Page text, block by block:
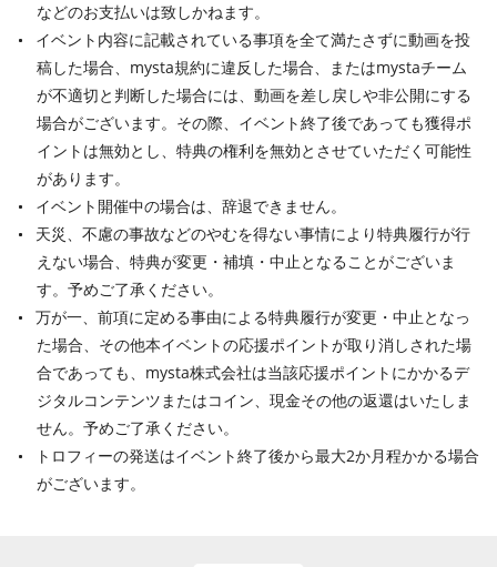
などのお支払いは致しかねます。
イベント内容に記載されている事項を全て満たさずに動画を投
稿した場合、mysta規約に違反した場合、またはmystaチーム
が不適切と判断した場合には、動画を差し戻しや非公開にする
場合がございます。その際、イベント終了後であっても獲得ポ
イントは無効とし、特典の権利を無効とさせていただく可能性
があります。
イベント開催中の場合は、辞退できません。
天災、不慮の事故などのやむを得ない事情により特典履行が行
えない場合、特典が変更・補填・中止となることがございま
す。予めご了承ください。
万が一、前項に定める事由による特典履行が変更・中止となっ
た場合、その他本イベントの応援ポイントが取り消しされた場
合であっても、mysta株式会社は当該応援ポイントにかかるデ
ジタルコンテンツまたはコイン、現金その他の返還はいたしま
せん。予めご了承ください。
トロフィーの発送はイベント終了後から最大2か月程かかる場合
がございます。